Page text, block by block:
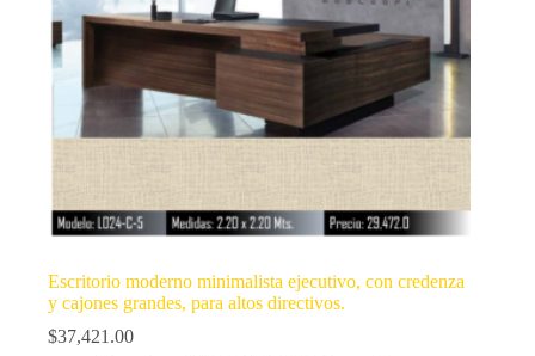
Escritorio moderno minimalista ejecutivo, con credenza
y cajones grandes, para altos directivos.
$37,421.00